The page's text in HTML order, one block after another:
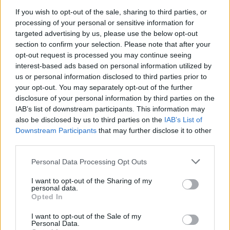
If you wish to opt-out of the sale, sharing to third parties, or
processing of your personal or sensitive information for
targeted advertising by us, please use the below opt-out
section to confirm your selection. Please note that after your
opt-out request is processed you may continue seeing
interest-based ads based on personal information utilized by
us or personal information disclosed to third parties prior to
your opt-out. You may separately opt-out of the further
disclosure of your personal information by third parties on the
IAB’s list of downstream participants. This information may
also be disclosed by us to third parties on the IAB’s List of
Downstream Participants that may further disclose it to other
Personal Data Processing Opt Outs
I want to opt-out of the Sharing of my
personal data.
Opted In
I want to opt-out of the Sale of my
Personal Data.
Fontaine de Bagnères-de-Luchon
Fontaine de Bazus
Cimetière de Belberaud
Fontaine de Bonrepos-sur-Aussonnelle
Robinet de Boutx
Robinet de l'auberge La Soulan, col de Menté
Robinet de Brignemont
Cimetiere de Cardeilhac
Robinet de Castelnau d’Estrétefonds, Parc du Terroir
Cimetière de Castelnau-d'Estrétefonds
Cimetière de Cazères
Cimetière de Cintegabelle
Fontaine du col de Menté
Cimetière de Corronsac
Fontaine d'Esperce